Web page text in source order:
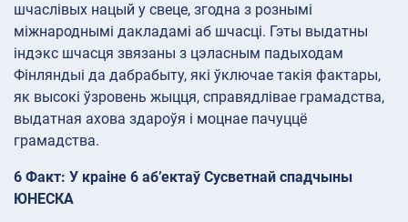
шчаслівых нацый у свеце, згодна з рознымі
міжнароднымі дакладамі аб шчасці. Гэты выдатны
індэкс шчасця звязаны з цэласным падыходам
Фінляндыі да дабрабыту, які ўключае такія фактары,
як высокі ўзровень жыцця, справядлівае грамадства,
выдатная ахова здароўя і моцнае пачуццё
грамадства.
6 Факт: У краіне 6 аб’ектаў Сусветнай спадчыны
ЮНЕСКА